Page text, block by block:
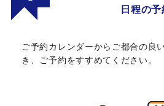
日程の予
ご予約カレンダーからご都合の良
き、ご予約をすすめてください。